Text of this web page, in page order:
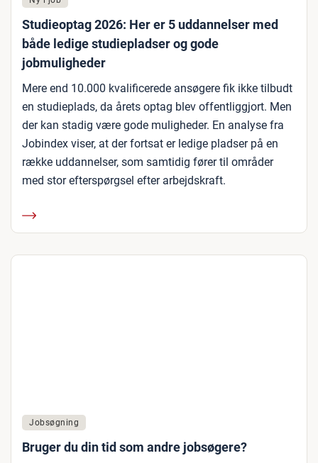
Studieoptag 2026: Her er 5 uddannelser med
både ledige studiepladser og gode
jobmuligheder
Mere end 10.000 kvalificerede ansøgere fik ikke tilbudt
en studieplads, da årets optag blev offentliggjort. Men
der kan stadig være gode muligheder. En analyse fra
Jobindex viser, at der fortsat er ledige pladser på en
række uddannelser, som samtidig fører til områder
med stor efterspørgsel efter arbejdskraft.
Jobsøgning
Bruger du din tid som andre jobsøgere?